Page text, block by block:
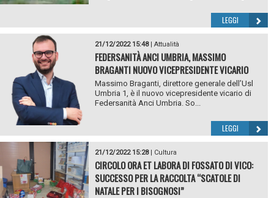
LEGGI
21/12/2022 15:48| Attualità
FEDERSANITÀ ANCI UMBRIA, MASSIMO
BRAGANTI NUOVO VICEPRESIDENTE VICARIO
Massimo Braganti, direttore generale dell’Usl
Umbria 1, è il nuovo vicepresidente vicario di
Federsanità Anci Umbria. So...
LEGGI
21/12/2022 15:28| Cultura
CIRCOLO ORA ET LABORA DI FOSSATO DI VICO:
SUCCESSO PER LA RACCOLTA “SCATOLE DI
NATALE PER I BISOGNOSI”